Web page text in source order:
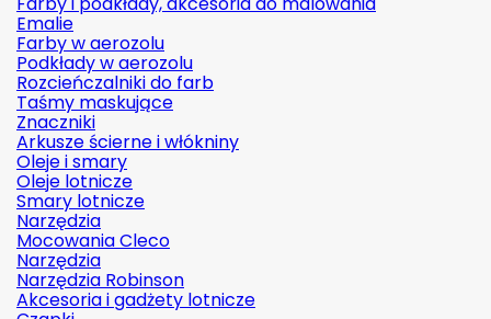
Emalie
Farby w aerozolu
Podkłady w aerozolu
Rozcieńczalniki do farb
Taśmy maskujące
Znaczniki
Arkusze ścierne i włókniny
Oleje i smary
Oleje lotnicze
Smary lotnicze
Narzędzia
Mocowania Cleco
Narzędzia
Narzędzia Robinson
Akcesoria i gadżety lotnicze